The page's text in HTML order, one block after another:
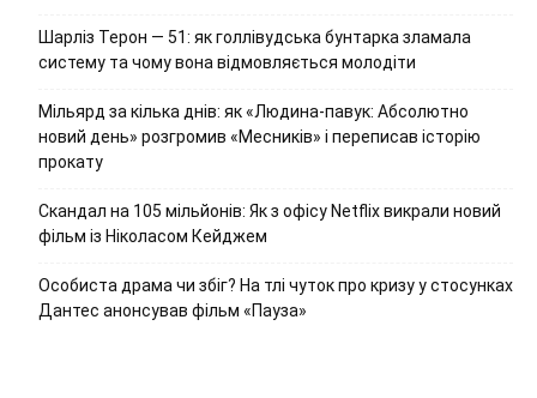
Шарліз Терон — 51: як голлівудська бунтарка зламала
систему та чому вона відмовляється молодіти
Мільярд за кілька днів: як «Людина-павук: Абсолютно
новий день» розгромив «Месників» і переписав історію
прокату
Скандал на 105 мільйонів: Як з офісу Netflix викрали новий
фільм із Ніколасом Кейджем
Особиста драма чи збіг? На тлі чуток про кризу у стосунках
Дантес анонсував фільм «Пауза»